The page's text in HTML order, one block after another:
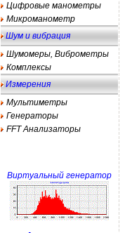
Цифровые манометры
Микроманометр
Шум и вибрация
Шумомеры, Виброметры
Комплексы
Измерения
Мультиметры
Генераторы
FFT Анализаторы
Виртуальный генератор